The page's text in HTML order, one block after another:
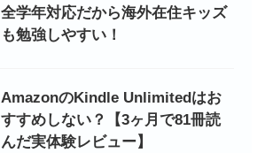
全学年対応だから海外在住キッズ
も勉強しやすい！
AmazonのKindle Unlimitedはお
すすめしない？【3ヶ月で81冊読
んだ実体験レビュー】